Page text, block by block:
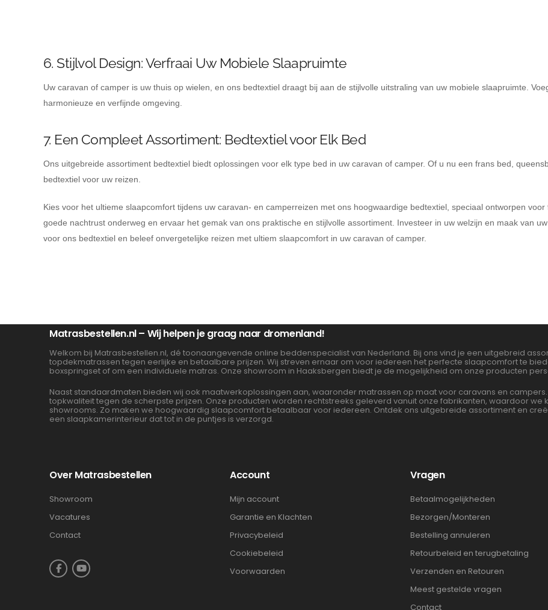
6. Stijlvol Design: Verfraai Uw Mobiele Slaapruimte
Uw caravan of camper is uw thuis op wielen, en ons bedtextiel draagt bij aan de stijlvolle uitstraling van uw mobiele slaapruimte.
harmonieuze en verfijnde omgeving.
7. Een Compleet Assortiment: Bedtextiel voor Elk Bed
Ons uitgebreide assortiment bedtextiel biedt oplossingen voor elk type bed in uw caravan of camper. Of u nu een frans bed,
bedtextiel voor uw reizen.
Kies voor het ultieme slaapcomfort tijdens uw caravan- en camperreizen met ons hoogwaardige bedtextiel, speciaal ontworpen
goede nachtrust onderweg en ervaar het gemak van ons praktische en stijlvolle assortiment. Investeer in uw welzijn en maak van
voor ons bedtextiel en beleef onvergetelijke reizen met ultiem slaapcomfort in uw caravan of camper.
Matrasbestellen.nl – Wij helpen je graag naar dromenland!
Welkom bij Matrasbestellen.nl, dé toonaangevende online beddenspecialist van Nederland. Bij ons vind je een uitgebreid
topdekmatrassen tegen eerlijke en betaalbare prijzen. Wij streven ernaar om voor iedereen het perfecte slaapcomfort te
boxspringset of om een individuele matras. Onze showroom in Haaksbergen biedt je de mogelijkheid om onze producten
Naast standaardmaten bieden wij ook maatwerkoplossingen aan, waaronder matrassen op maat voor caravans en
topkwaliteit tegen de scherpste prijzen. Onze producten worden rechtstreeks geleverd vanuit onze fabrikanten, waardoor
showrooms. Zo maken we hoogwaardig slaapcomfort betaalbaar voor iedereen. Ontdek ons uitgebreide assortiment en
een slaapkamerinterieur dat tot in de puntjes is verzorgd.
Over Matrasbestellen
Showroom
Vacatures
Contact
Account
Mijn account
Garantie en Klachten
Privacybeleid
Cookiebeleid
Voorwaarden
Vragen
Betaalmogelijkheden
Bezorgen/Monteren
Bestelling annuleren
Retourbeleid en terugbetaling
Verzenden en Retouren
Meest gestelde vragen
Contact